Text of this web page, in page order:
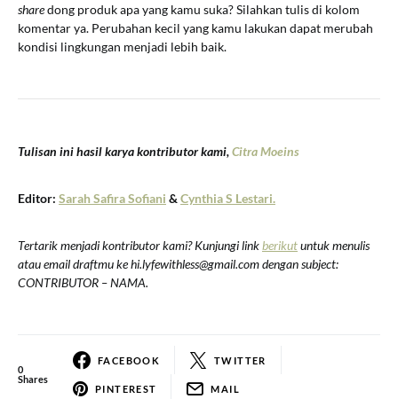
sharedong produk apa yang kamu suka? Silahkan tulis di kolom
komentar ya. Perubahan kecil yang kamu lakukan dapat merubah
kondisi lingkungan menjadi lebih baik.
Tulisan ini hasil karya kontributor kami,Citra Moeins
Editor: Sarah Safira Sofiani & Cynthia S Lestari.
Tertarik menjadi kontributor kami? Kunjungi linkberikutuntuk menulis
atau email draftmu ke hi.lyfewithless@gmail.com dengan subject:
CONTRIBUTOR – NAMA.
0
Shares
FACEBOOK TWITTER
PINTEREST MAIL